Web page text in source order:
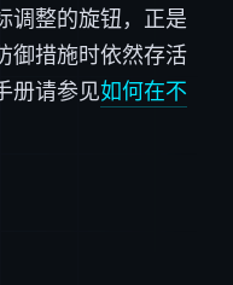
调整的旋钮，正是
御措施时依然存活
册请参见如何在不